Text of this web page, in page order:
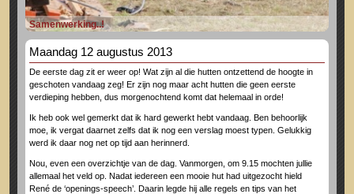
Samenwerking..!
Maandag 12 augustus 2013
De eerste dag zit er weer op! Wat zijn al die hutten ontzettend de hoogte in
geschoten vandaag zeg! Er zijn nog maar acht hutten die geen eerste
verdieping hebben, dus morgenochtend komt dat helemaal in orde!
Ik heb ook wel gemerkt dat ik hard gewerkt hebt vandaag. Ben behoorlijk
moe, ik vergat daarnet zelfs dat ik nog een verslag moest typen. Gelukkig
werd ik daar nog net op tijd aan herinnerd.
Nou, even een overzichtje van de dag. Vanmorgen, om 9.15 mochten jullie
allemaal het veld op. Nadat iedereen een mooie hut had uitgezocht hield
René de ‘openings-speech’. Daarin legde hij alle regels en tips van het